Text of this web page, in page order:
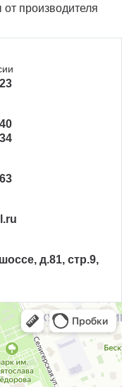
производителя
д.81, стр.9,